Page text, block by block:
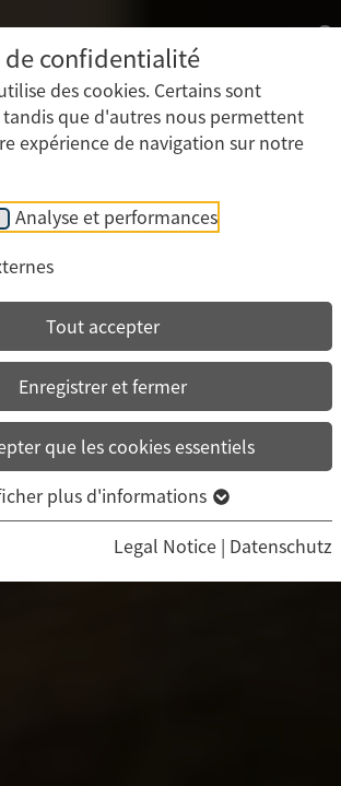
de confidentialité
des cookies. Certains sont
tandis que d'autres nous permettent
expérience de navigation sur notre
Analyse et performances
Tout accepter
Enregistrer et fermer
que les cookies essentiels
plus d'informations
Legal Notice | Datenschutz